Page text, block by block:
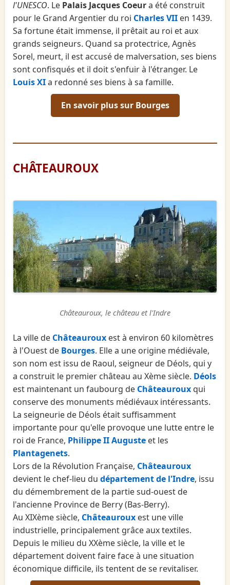
l'UNESCO. Le Palais Jacques Coeura été construit
pour le Grand Argentier du roi Charles VII en 1439.
Sa fortune était immense, il prêtait au roi et aux
grands seigneurs. Quand sa protectrice, Agnès
Sorel, meurt, il est accusé de malversation, ses biens
sont confisqués et il doit s'enfuir à l'étranger. Le
Louis XIa redonné ses biens à sa famille.
En savoir plus sur Bourges
CHÂTEAUROUX
Châteauroux, le château et l'Indre
La ville de Châteauroux est à environ 60 kilomètres
à l'Ouest de Bourges. Elle a une origine médiévale,
son nom est issu de Raoul, seigneur de Déols, qui y
a construit le premier château au Xème siècle. Déols
est maintenant un faubourg de Châteauroux qui
conserve des monuments médiévaux intéressants.
La seigneurie de Déols était suffisamment
importante pour qu'elle provoque une lutte entre le
roi de France, Philippe II Auguste et les
Plantagenets.
Lors de la Révolution Française, Châteauroux
devient le chef-lieu du département de l'Indre, issu
du démembrement de la partie sud-ouest de
l'ancienne Province de Berry (Bas-Berry).
Au XIXème siècle, Châteauroux est une ville
industrielle, principalement grâce aux textiles.
Depuis le milieu du XXème siècle, la ville et le
département doivent faire face à une situation
économique difficile, ils tentent de se revitaliser.